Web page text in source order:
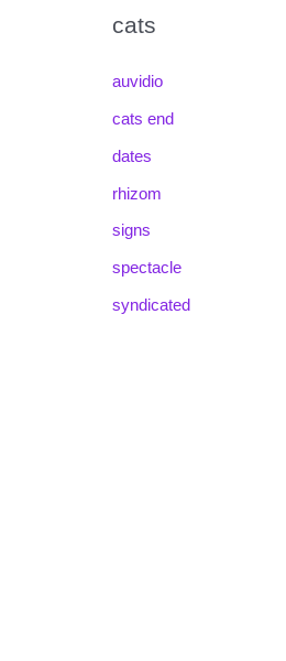
cats
auvidio
cats end
dates
rhizom
signs
spectacle
syndicated